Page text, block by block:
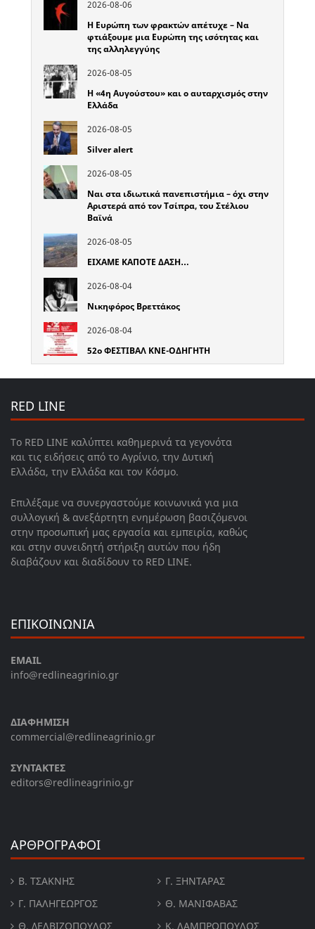
2026-08-06
Η Ευρώπη των φρακτών απέτυχε – Να
φτιάξουμε μια Ευρώπη της ισότητας και
της αλληλεγγύης
2026-08-05
Η «4η Αυγούστου» και ο αυταρχισμός στην
Ελλάδα
2026-08-05
Silver alert
2026-08-05
Ναι στα ιδιωτικά πανεπιστήμια – όχι στην
Αριστερά από τον Τσίπρα, του Στέλιου
Βαϊνά
2026-08-05
ΕΙΧΑΜΕ ΚΑΠΟΤΕ ΔΑΣΗ…
2026-08-04
Νικηφόρος Βρεττάκος
2026-08-04
52o ΦΕΣΤΙΒΑΛ ΚΝΕ-ΟΔΗΓΗΤΗ
RED LINE
Το RED LINE καλύπτει καθημερινά τα γεγονότα
και τις ειδήσεις από το Αγρίνιο, την Δυτική
Ελλάδα, την Ελλάδα και τον Κόσμο.
Επιλέξαμε να συνεργαστούμε κοινωνικά για μια
συλλογική & ανεξάρτητη ενημέρωση βασιζόμενοι
στην προσωπική μας εργασία και εμπειρία, καθώς
και στην συνειδητή στήριξη αυτών που ήδη
διαβάζουν και διαδίδουν το RED LINE.
ΕΠΙΚΟΙΝΩΝΙΑ
EMAIL
info@redlineagrinio.gr
ΔΙΑΦΗΜΙΣΗ
commercial@redlineagrinio.gr
ΣΥΝΤΑΚΤΕΣ
editors@redlineagrinio.gr
ΑΡΘΡΟΓΡΑΦΟΙ
Β. ΤΣΆΚΝΗΣ
Γ. ΞΗΝΤΆΡΑΣ
Γ. ΠΑΛΗΓΕΏΡΓΟΣ
Θ. ΜΑΝΙΦΑΒΑΣ
Θ. ΔΕΛΒΙΖΌΠΟΥΛΟΣ
Κ. ΛΑΜΠΡΟΠΟΥΛΟΣ